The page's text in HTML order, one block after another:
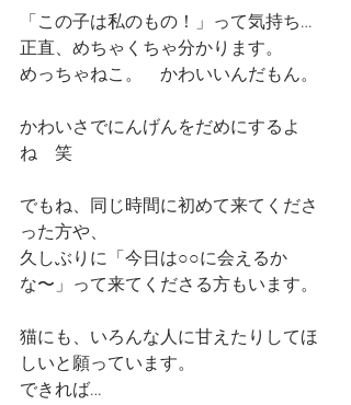
「この子は私のもの！」って気持ち…
正直、めちゃくちゃ分かります。
めっちゃねこ。　かわいいんだもん。
かわいさでにんげんをだめにするよ
ね　笑
でもね、同じ時間に初めて来てくださ
った方や、
久しぶりに「今日は○○に会えるか
な〜」って来てくださる方もいます。
猫にも、いろんな人に甘えたりしてほ
しいと願っています。
できれば…